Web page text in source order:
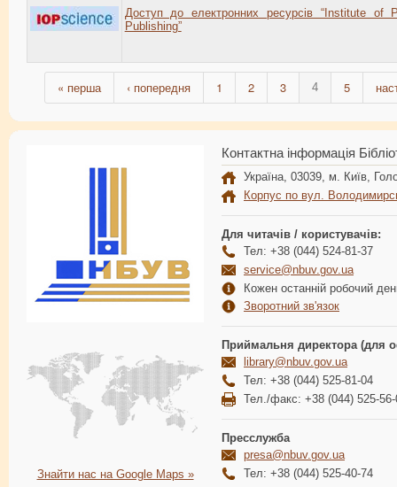
Доступ до електронних ресурсів “Institute of
Publishing”
« перша ‹ попередня 1 2 3 4 5
Знайти нас на Google Maps »
Контактна інформація
Україна, 03039, м. Київ,
Корпус по вул.
Для читачів / користувачів:
Тел: +38 (044) 524-81-37
service@nbuv.gov.ua
Кожен останній робочий
Зворотний зв'язок
Приймальня директора (для
library@nbuv.gov.ua
Тел: +38 (044) 525-81-04
Тел./факс: +38 (044) 525-56-
Пресслужба
presa@nbuv.gov.ua
Тел: +38 (044) 525-40-74